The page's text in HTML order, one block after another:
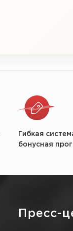
Гибкая
бонусная
Пресс-